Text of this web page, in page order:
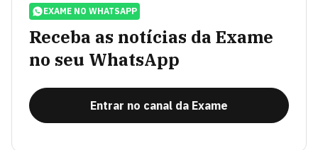
EXAME NO WHATSAPP
Receba as notícias da Exame
no seu WhatsApp
Entrar no canal da Exame